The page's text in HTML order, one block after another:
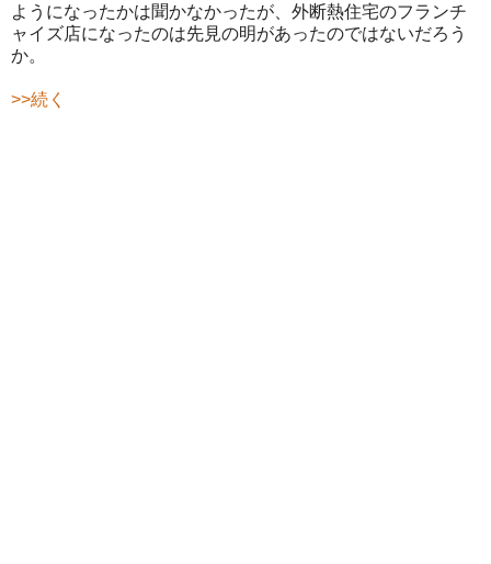
ようになったかは聞かなかったが、外断熱住宅のフランチ
ャイズ店になったのは先見の明があったのではないだろう
か。
>>続く